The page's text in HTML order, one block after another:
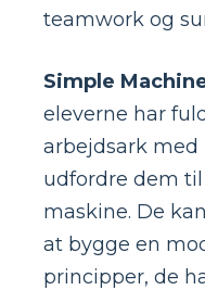
teamwork og
Simple
eleverne har
arbejdsark med
udfordre dem
maskine. De
at bygge en
principper, de